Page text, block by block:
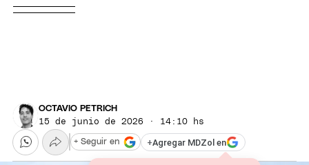
OCTAVIO PETRICH
15 de junio de 2026 · 14:10 hs
+Agregar MDZol en
+ Seguir en